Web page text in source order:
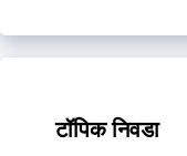
टॉपिक निवडा